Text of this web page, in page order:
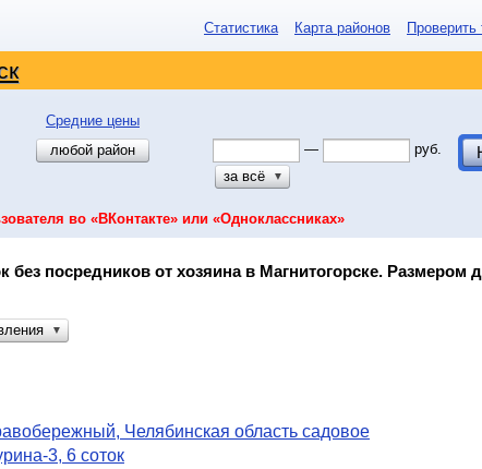
Статистика Карта районов
Средние цены
любой район —
руб.
за всё
▼
во «ВКонтакте» или «Одноклассниках»
без посредников от хозяина в Магнитогорске. Размером
▼
Челябинская область садовое
3, 6 соток